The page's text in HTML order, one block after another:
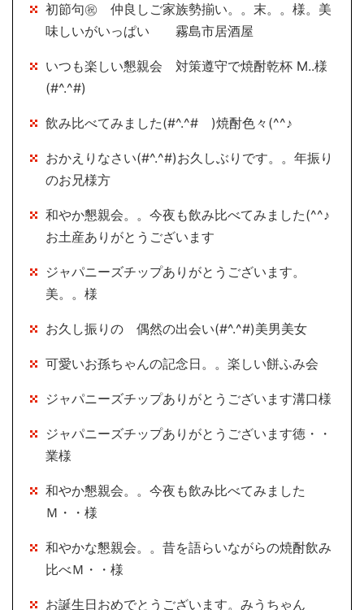
初節句㊗ 仲良しご家族勢揃い。。末。。様。美
味しいがいっぱい 霧島市居酒屋
いつも楽しい懇親会 対策遵守で焼酎乾杯 M..様
(#^.^#)
飲み比べてみました(#^.^# )焼酎色々(^^♪
おかえりなさい(#^.^#)お久しぶりです。。年振り
のお兄様方
和やか懇親会。。今夜も飲み比べてみました(^^♪
お土産ありがとうございます
ジャパニーズチップありがとうございます。
美。。様
お久し振りの 偶然の出会い(#^.^#)美男美女
可愛いお孫ちゃんの記念日。。楽しい餅ふみ会
ジャパニーズチップありがとうございます溝口様
ジャパニーズチップありがとうございます徳・・
業様
和やか懇親会。。今夜も飲み比べてみました
Ｍ・・様
和やかな懇親会。。昔を語らいながらの焼酎飲み
比べＭ・・様
お誕生日おめでとうございます。みうちゃん